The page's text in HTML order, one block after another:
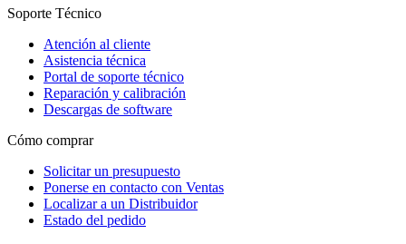
Soporte Técnico
Atención al cliente
Asistencia técnica
Portal de soporte técnico
Reparación y calibración
Descargas de software
Cómo comprar
Solicitar un presupuesto
Ponerse en contacto con Ventas
Localizar a un Distribuidor
Estado del pedido